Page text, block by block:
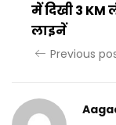
में दिखी 3 KM
लाइनें
Previous